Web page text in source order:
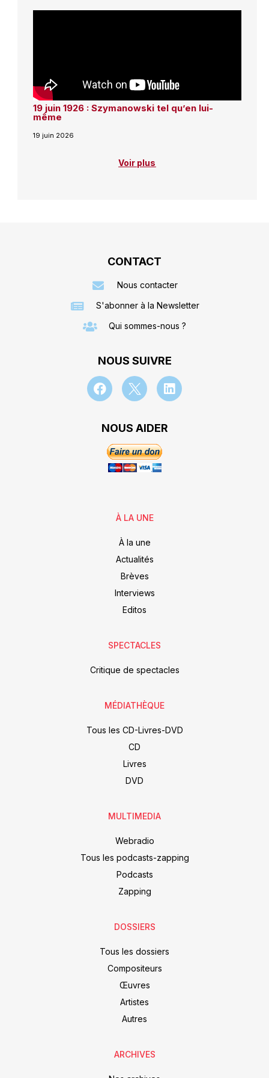
19 juin 1926 : Szymanowski tel qu’en lui-
même
19 juin 2026
Voir plus
CONTACT
Nous contacter
S'abonner à la Newsletter
Qui sommes-nous ?
NOUS SUIVRE
NOUS AIDER
À LA UNE
À la une
Actualités
Brèves
Interviews
Editos
SPECTACLES
Critique de spectacles
MÉDIATHÈQUE
Tous les CD-Livres-DVD
CD
Livres
DVD
MULTIMEDIA
Webradio
Tous les podcasts-zapping
Podcasts
Zapping
DOSSIERS
Tous les dossiers
Compositeurs
Œuvres
Artistes
Autres
ARCHIVES